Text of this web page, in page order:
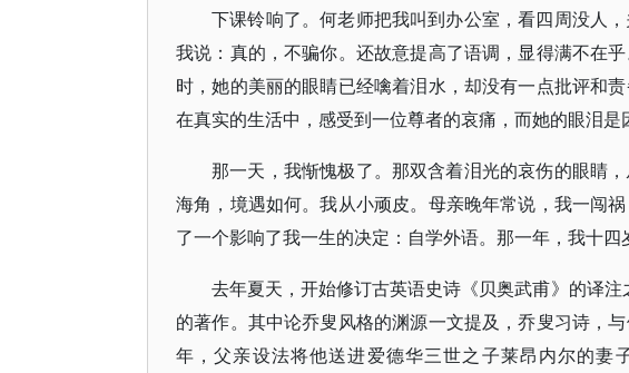
下课铃响了。何老师把我叫到办公室，看四周没人
我说：真的，不骗你。还故意提高了语调，显得满不在
时，她的美丽的眼睛已经噙着泪水，却没有一点批评和
在真实的生活中，感受到一位尊者的哀痛，而她的眼泪是
那一天，我惭愧极了。那双含着泪光的哀伤的眼睛
海角，境遇如何。我从小顽皮。母亲晚年常说，我一闯
了一个影响了我一生的决定：自学外语。那一年，我十四
去年夏天，开始修订古英语史诗《贝奥武甫》的译
的著作。其中论乔叟风格的渊源一文提及，乔叟习诗，
年，父亲设法将他送进爱德华三世之子莱昂内尔的妻